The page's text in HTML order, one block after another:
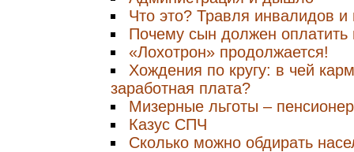
Что это? Травля инвалидов и
Почему сын должен
«Лохотрон» продолжается!
Хождения по кругу: в чей
заработная плата?
Мизерные льготы –
Казус СПЧ
Сколько можно обдирать